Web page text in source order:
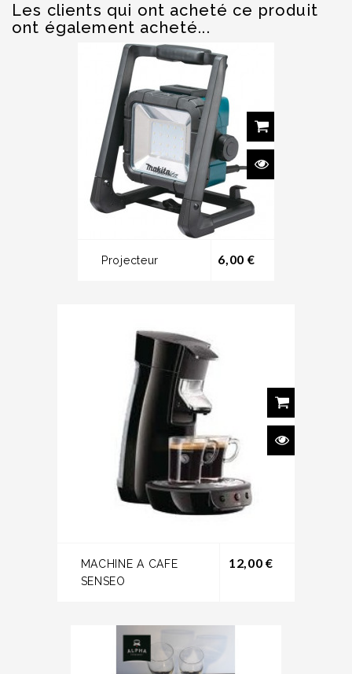
Les clients qui ont acheté ce produit
ont également acheté...
Projecteur 6,00 €Prix
MACHINE A CAFE
SENSEO
12,00 €Prix